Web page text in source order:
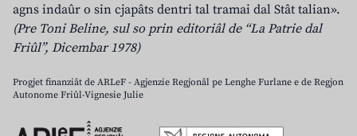
agns indaûr o sin cjapâts dentri tal tramai dal Stât talian».
(Pre Toni Beline, sul so prin editoriâl de “La Patrie dal
Friûl”, Dicembar 1978)
Progjet finanziât de ARLeF - Agjenzie Regjonâl pe Lenghe Furlane e de Regjon
Autonome Friûl-Vignesie Julie